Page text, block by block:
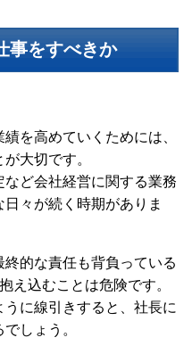
事をすべきか
を高めていくためには、
大切です。
ど会社経営に関する業務
々が続く時期がありま
的な責任も背負っている
え込むことは危険です。
に線引きすると、社長に
しょう。